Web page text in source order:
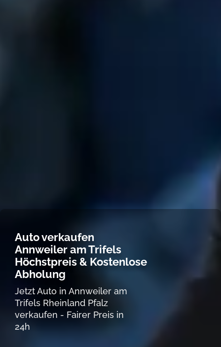
Auto verkaufen
Annweiler am Trifels
Höchstpreis & Kostenlose
Abholung
Jetzt Auto in Annweiler am
Trifels Rheinland Pfalz
verkaufen - Fairer Preis in
24h